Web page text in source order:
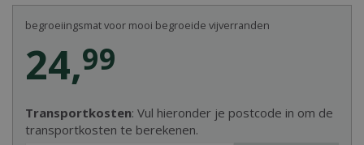
Transportkosten: Vul hieronder je postcode in om de
transportkosten te berekenen.
24,99
begroeiingsmat voor mooi begroeide vijverranden